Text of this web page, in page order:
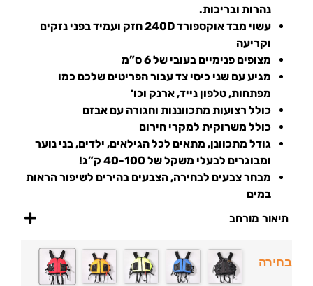
נהרות ובריכות.
עשוי מבד אוקספורד 240D חזק ועמיד בפני נזקים
וקריעה
מצופים פנימיים בעובי של 6 ס”מ
מגיע עם שני כיסי צד עבור הפריטים שלכם כמו
מפתחות, טלפון נייד, ארנק וכו'
כולל רצועות מתכווננות וחגורה עם אבזם
כולל משרוקית למקרי חירום
גודל מתכוונן, מתאים לכל הגילאים, ילדים, בני נוער
ומבוגרים לבעלי משקל של 40-100 ק”ג!
מבחר צבעים לבחירה, הצבעים בהירים לשיפור הראות
במים
תיאור מורחב
בחירה